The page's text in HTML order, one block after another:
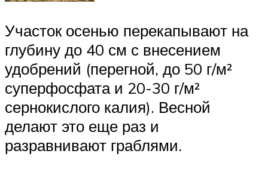
Участок осенью перекапывают на
глубину до 40 см с внесением
удобрений (перегной, до 50 г/м²
суперфосфата и 20-30 г/м²
сернокислого калия). Весной
делают это еще раз и
разравнивают граблями.